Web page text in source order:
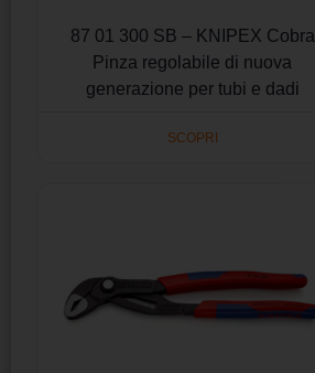
87 01 300 SB – KNIPEX Cobra
Pinza regolabile di nuova
generazione per tubi e dadi
SCOPRI